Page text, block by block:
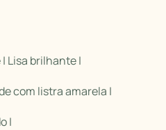
Lisa brilhante |
com listra amarela |
|